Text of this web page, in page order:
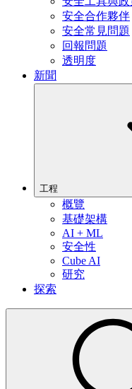
安全合作夥伴
安全常見問題
回報問題
透明度
新聞
工程
概覽
基礎架構
AI + ML
安全性
Cube AI
研究
探索